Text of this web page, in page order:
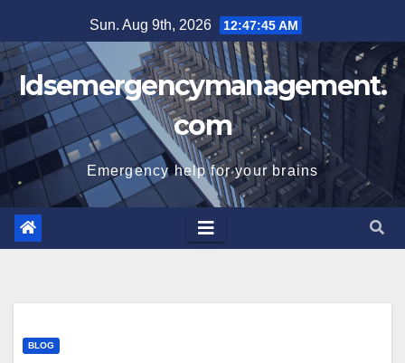
to
content
Sun. Aug 9th, 2026 12:47:46 AM
Idsemergencymanagement.
com
Emergency help for your brains
BLOG